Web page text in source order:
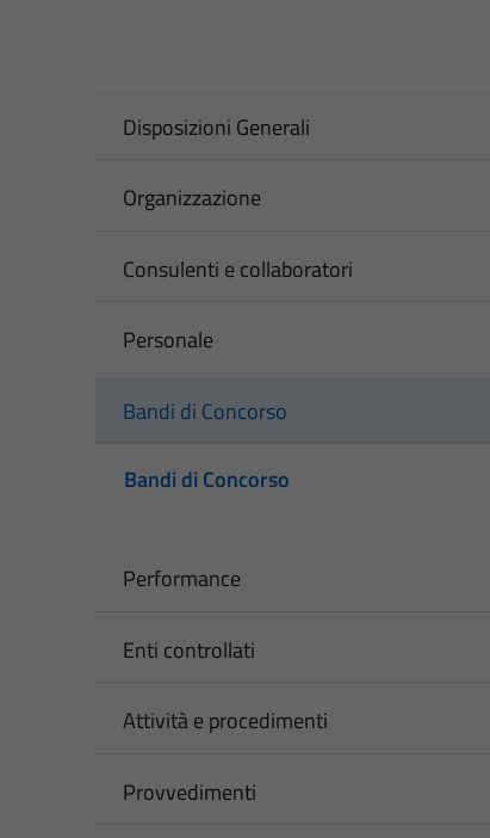
Disposizioni Generali
Organizzazione
Consulenti e collaboratori
Personale
Bandi di Concorso
Bandi di Concorso
Performance
Enti controllati
Attività e procedimenti
Provvedimenti